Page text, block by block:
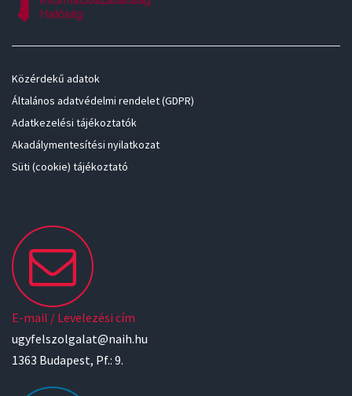
Közérdekű adatok
Általános adatvédelmi rendelet (GDPR)
Adatkezelési tájékoztatók
Akadálymentesítési nyilatkozat
Süti (cookie) tájékoztató
E-mail / Levelezési cím
ugyfelszolgalat@naih.hu
1363 Budapest, Pf.: 9.